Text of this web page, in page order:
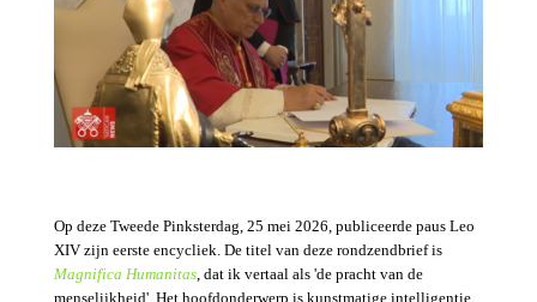
Op deze Tweede Pinksterdag, 25 mei 2026, publiceerde paus Leo
XIV zijn eerste encycliek. De titel van deze rondzendbrief is
Magnifica Humanitas, dat ik vertaal als 'de pracht van de
menselijkheid'. Het hoofdonderwerp is kunstmatige intelligentie,